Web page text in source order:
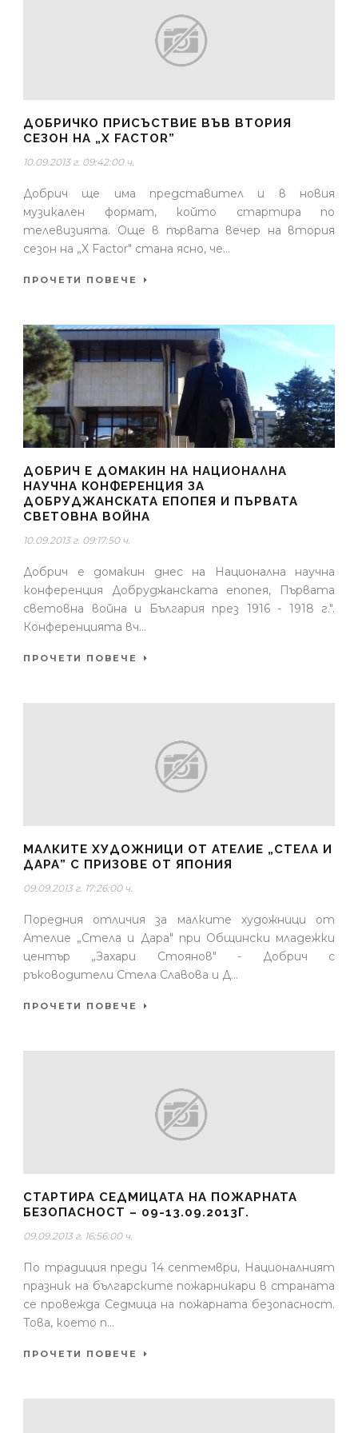
ДОБРИЧКО ПРИСЪСТВИЕ ВЪВ ВТОРИЯ
СЕЗОН НА „X FACTOR”
10.09.2013 г. 09:42:00 ч.
Добрич ще има представител и в новия
музикален формат, който стартира по
телевизията. Още в първата вечер на втория
сезон на „X Factor" стана ясно, че...
ПРОЧЕТИ ПОВЕЧЕ
ДОБРИЧ Е ДОМАКИН НА НАЦИОНАЛНА
НАУЧНА КОНФЕРЕНЦИЯ ЗА
ДОБРУДЖАНСКАТА ЕПОПЕЯ И ПЪРВАТА
СВЕТОВНА ВОЙНА
10.09.2013 г. 09:17:50 ч.
Добрич е домакин днес на Национална научна
конференция Добруджанската епопея, Първата
световна война и България през 1916 - 1918 г.".
Конференцията вч...
ПРОЧЕТИ ПОВЕЧЕ
МАЛКИТЕ ХУДОЖНИЦИ ОТ АТЕЛИЕ „СТЕЛА И
ДАРА” С ПРИЗОВЕ ОТ ЯПОНИЯ
09.09.2013 г. 17:26:00 ч.
Поредния отличия за малките художници от
Ателие „Стела и Дара" при Общински младежки
център „Захари Стоянов" - Добрич с
ръководители Стела Славова и Д...
ПРОЧЕТИ ПОВЕЧЕ
СТАРТИРА СЕДМИЦАТА НА ПОЖАРНАТА
БЕЗОПАСНОСТ – 09-13.09.2013Г.
09.09.2013 г. 16:56:00 ч.
По традиция преди 14 септември, Националният
празник на българските пожарникари в страната
се провежда Седмица на пожарната безопасност.
Това, което п...
ПРОЧЕТИ ПОВЕЧЕ